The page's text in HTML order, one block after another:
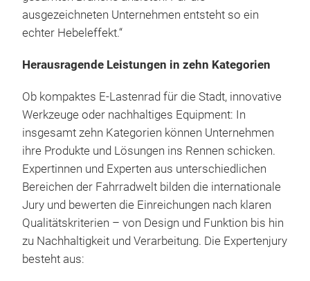
ausgezeichneten Unternehmen entsteht so ein
echter Hebeleffekt.“
Herausragende Leistungen in zehn Kategorien
Ob kompaktes E-Lastenrad für die Stadt, innovative
Werkzeuge oder nachhaltiges Equipment: In
insgesamt zehn Kategorien können Unternehmen
ihre Produkte und Lösungen ins Rennen schicken.
Expertinnen und Experten aus unterschiedlichen
Bereichen der Fahrradwelt bilden die internationale
Jury und bewerten die Einreichungen nach klaren
Qualitätskriterien – von Design und Funktion bis hin
zu Nachhaltigkeit und Verarbeitung. Die Expertenjury
besteht aus: